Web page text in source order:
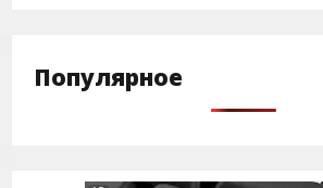
Популярное